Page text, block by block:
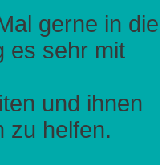
gerne in die
es sehr mit
und ihnen
zu helfen.